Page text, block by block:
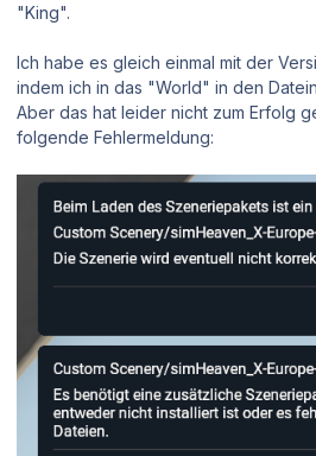
"King".
Ich habe es gleich einmal mit der
indem ich in das "World" in den
Aber das hat leider nicht zum Erfolg
folgende Fehlermeldung: